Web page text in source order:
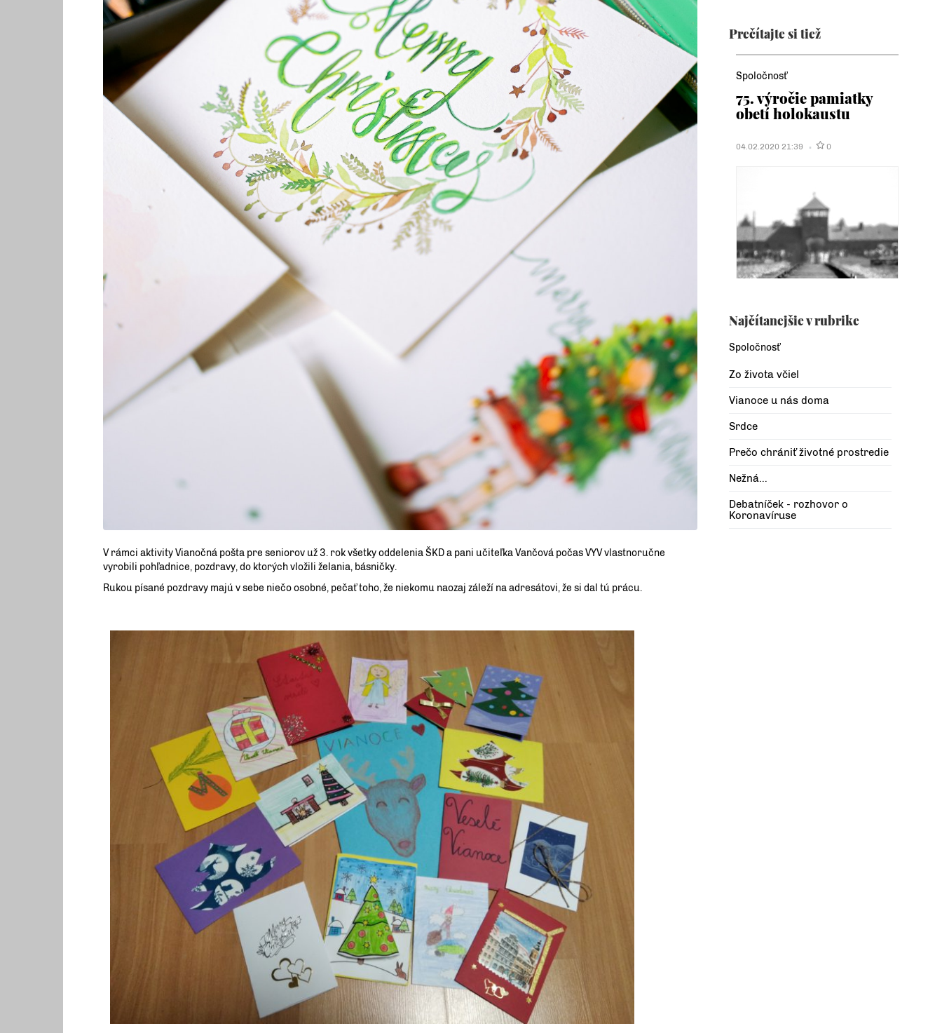
V rámci aktivity Vianočná pošta pre seniorov už 3. rok všetky oddelenia ŠKD a pani učiteľka Vančová počas VYV vlastnoručne
vyrobili pohľadnice, pozdravy, do ktorých vložili želania, básničky.
Rukou písané pozdravy majú v sebe niečo osobné, pečať toho, že niekomu naozaj záleží na adresátovi, že si dal tú prácu.
Prečítajte si tiež
Spoločnosť
75. výročie pamiatky
obetí holokaustu
04.02.2020 21:39 0
Najčítanejšie v rubrike
Spoločnosť
Zo života včiel
Vianoce u nás doma
Srdce
Prečo chrániť životné prostredie
Nežná...
Debatníček - rozhovor o
Koronavíruse